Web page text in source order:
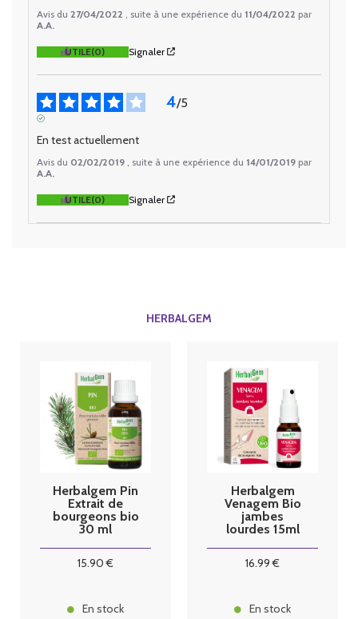
Avis du 27/04/2022 , suite à une expérience du 11/04/2022 par
A.A.
UTILE(0) Signaler
4/5
En test actuellement
Avis du 02/02/2019 , suite à une expérience du 14/01/2019 par
A.A.
UTILE(0) Signaler
HERBALGEM
Herbalgem Pin
Extrait de
bourgeons bio
30 ml
15.90 €
En stock
Herbalgem
Venagem Bio
jambes
lourdes 15ml
16.99 €
En stock